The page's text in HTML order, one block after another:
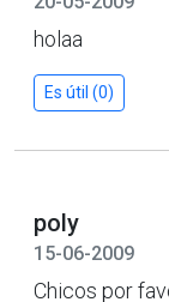
holaa
Es útil (0)
poly
15-06-2009
Chicos por